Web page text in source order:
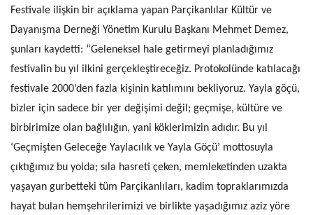
Festivale ilişkin bir açıklama yapan Parçikanlılar Kültür ve
Dayanışma Derneği Yönetim Kurulu Başkanı Mehmet Demez,
şunları kaydetti: “Geleneksel hale getirmeyi planladığımız
festivalin bu yıl ilkini gerçekleştireceğiz. Protokolünde katılacağı
festivale 2000’den fazla kişinin katılımını bekliyoruz. Yayla göçü,
bizler için sadece bir yer değişimi değil; geçmişe, kültüre ve
birbirimize olan bağlılığın, yani köklerimizin adıdır. Bu yıl
‘Geçmişten Geleceğe Yaylacılık ve Yayla Göçü’ mottosuyla
çıktığımız bu yolda; sıla hasreti çeken, memleketinden uzakta
yaşayan gurbetteki tüm Parçikanlıları, kadim topraklarımızda
hayat bulan hemşehrilerimizi ve birlikte yaşadığımız aziz yöre